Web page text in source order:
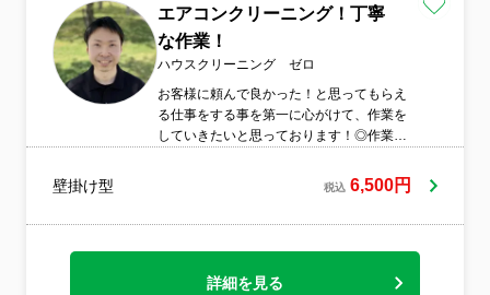
エアコンクリーニング！丁寧
な作業！
ハウスクリーニング ゼロ
お客様に頼んで良かった！と思ってもらえ
る仕事をする事を第一に心がけて、作業を
していきたいと思っております！◎作業前
ています◎非喫煙者が作業します◎スリッ
パ持参◎作業後に仕上がりの確認いたしま
壁掛け型 税込 6,500円
詳細を見る